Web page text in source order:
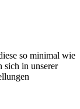
so minimal wie
sich in unserer